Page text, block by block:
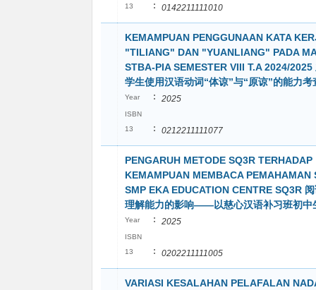
13
: 0142211111010
KEMAMPUAN PENGGUNAAN KATA
"TILIANG" DAN "YUANLIANG" PADA
STBA-PIA SEMESTER VIII T.A 2024/2025
学生使用汉语动词“体谅”与“原谅”的能力考
Year : 2025
ISBN
13
: 0212211111077
PENGARUH METODE SQ3R TERHADAP
KEMAMPUAN MEMBACA PEMAHAMAN
SMP EKA EDUCATION CENTRE SQ3R
理解能力的影响——以慈心汉语补习班初中
Year : 2025
ISBN
13
: 0202211111005
VARIASI KESALAHAN PELAFALAN